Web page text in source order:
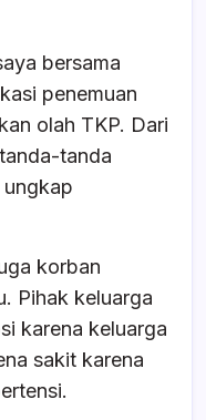
bersama
penemuan
olah TKP. Dari
tanda
ungkap
korban
Pihak keluarga
karena keluarga
sakit karena